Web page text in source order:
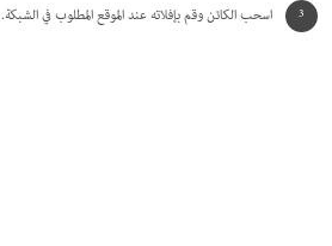
اسحب الكائن وقم بإفلاته عند الموقع المطلوب في الشبكة.